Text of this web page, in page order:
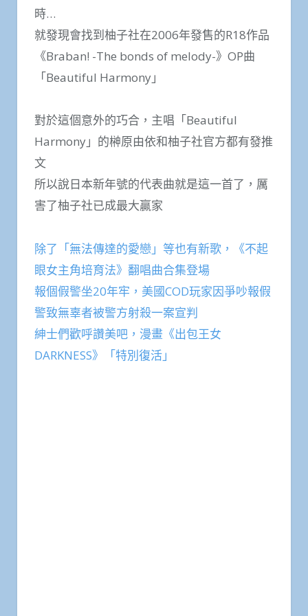
時…
就發現會找到柚子社在2006年發售的R18作品
《Braban! -The bonds of melody-》OP曲
「Beautiful Harmony」
對於這個意外的巧合，主唱「Beautiful
Harmony」的榊原由依和柚子社官方都有發推
文
所以說日本新年號的代表曲就是這一首了，厲
害了柚子社已成最大贏家
除了「無法傳達的愛戀」等也有新歌，《不起
眼女主角培育法》翻唱曲合集登場
報個假警坐20年牢，美國COD玩家因爭吵報假
警致無辜者被警方射殺一案宣判
紳士們歡呼讚美吧，漫畫《出包王女
DARKNESS》「特別復活」